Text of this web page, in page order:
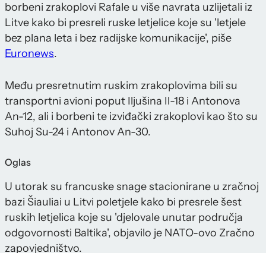
borbeni zrakoplovi Rafale u više navrata uzlijetali iz
Litve kako bi presreli ruske letjelice koje su 'letjele
bez plana leta i bez radijske komunikacije', piše
Euronews.
Među presretnutim ruskim zrakoplovima bili su
transportni avioni poput Iljušina Il-18 i Antonova
An-12, ali i borbeni te izviđački zrakoplovi kao što su
Suhoj Su-24 i Antonov An-30.
Oglas
U utorak su francuske snage stacionirane u zračnoj
bazi Šiauliai u Litvi poletjele kako bi presrele šest
ruskih letjelica koje su 'djelovale unutar područja
odgovornosti Baltika', objavilo je NATO-ovo Zračno
zapovjedništvo.